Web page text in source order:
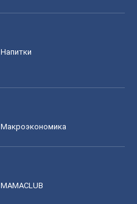
Напитки
Mакроэкономика
MAMACLUB